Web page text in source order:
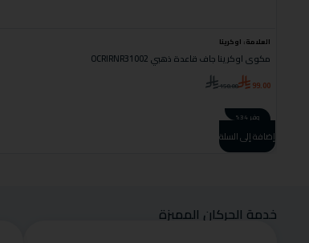
العلامة: اوكرينا
مكوى اوكرينا جاف قاعدة ذهبي OCRIRNR31002
150.00 99.00
وفر 34%
إضافة إلى السلة
خدمة الحركان المميزة